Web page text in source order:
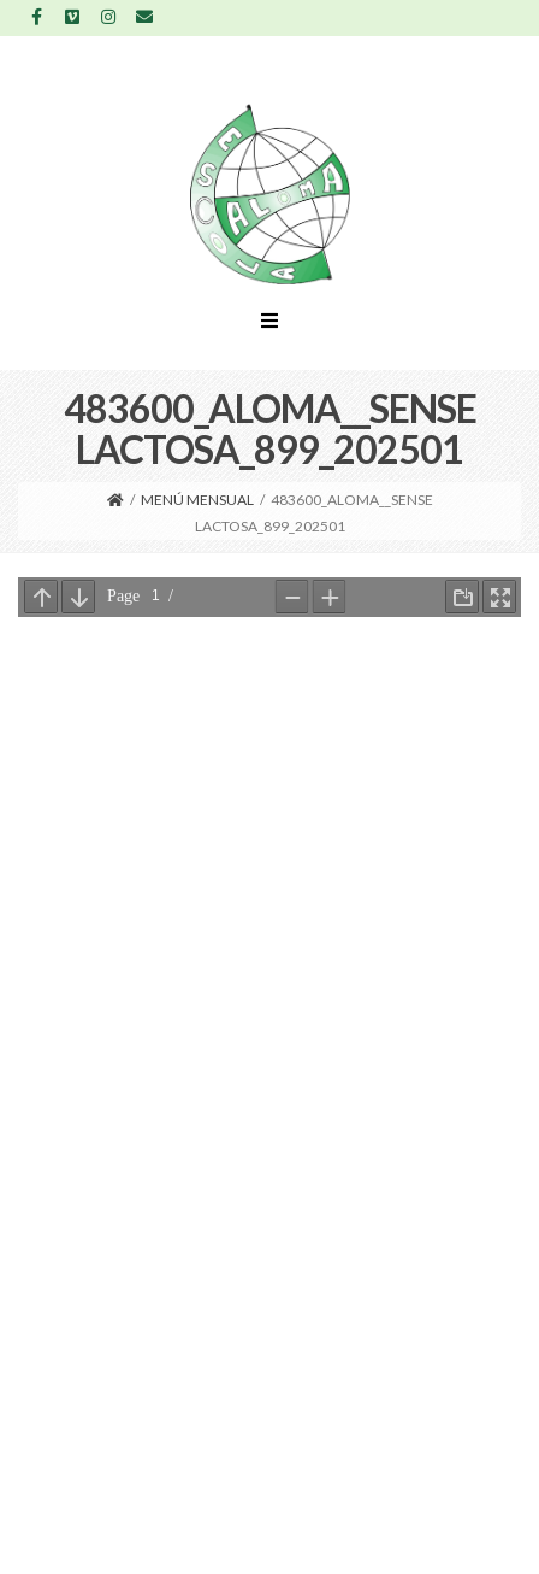
483600_ALOMA__SENSE
LACTOSA_899_202501
/ MENÚ MENSUAL / 483600_ALOMA__SENSE
LACTOSA_899_202501